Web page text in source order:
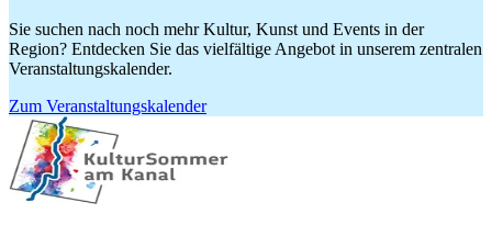
Sie suchen nach noch mehr Kultur, Kunst und Events in der
Region? Entdecken Sie das vielfältige Angebot in unserem zentralen
Veranstaltungskalender.
Zum Veranstaltungskalender